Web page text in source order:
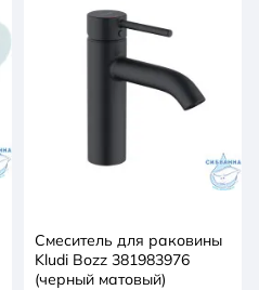
Смеситель для раковины
Kludi Bozz 381983976
(черный матовый)